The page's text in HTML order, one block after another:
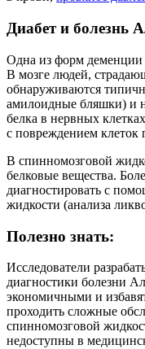
Диабет и болезнь
Одна из форм деменции
В мозге людей,
обнаруживаются
амилоидные бляшки) и
белка в нервных
с повреждением клеток
В спинномозговой
белковые вещества.
диагностировать с
жидкости (анализа
Полезно знать:
Исследователи
диагностики болезни
экономичными и
проходить сложные
спинномозговой
недоступны в